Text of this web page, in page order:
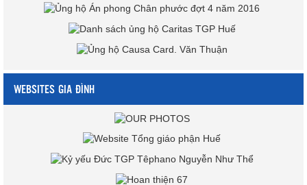
WEBSITES GIA ĐÌNH